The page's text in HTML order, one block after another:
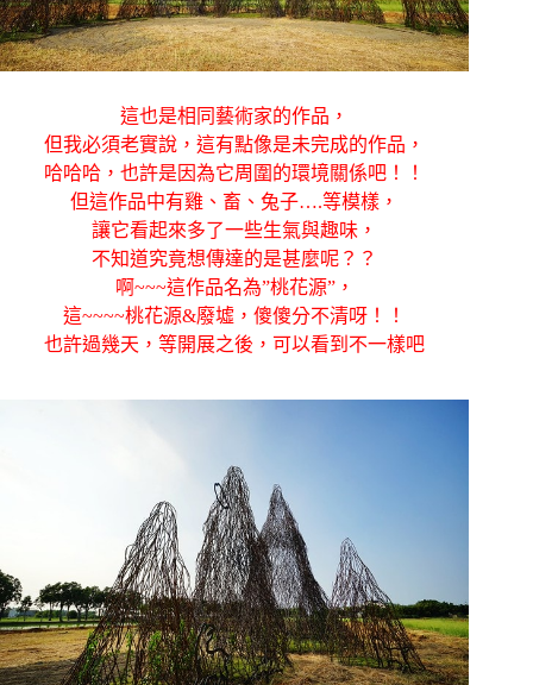
這也是相同藝術家的作品，
但我必須老實說，這有點像是未完成的作品，
哈哈哈，也許是因為它周圍的環境關係吧！！
但這作品中有雞、畜、兔子….等模樣，
讓它看起來多了一些生氣與趣味，
不知道究竟想傳達的是甚麼呢？？
啊~~~這作品名為”桃花源”，
這~~~~桃花源&廢墟，傻傻分不清呀！！
也許過幾天，等開展之後，可以看到不一樣吧